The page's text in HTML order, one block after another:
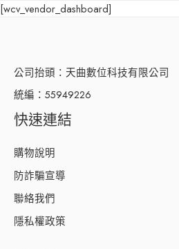
[wcv_vendor_dashboard]
公司抬頭：天曲數位科技有限公司
統編：55949226
快速連結
購物說明
防詐騙宣導
聯絡我們
隱私權政策